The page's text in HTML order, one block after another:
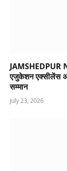
JAMSHEDPUR
एजुकेशन एक्सीलेंस
सम्मान
July 23, 2026